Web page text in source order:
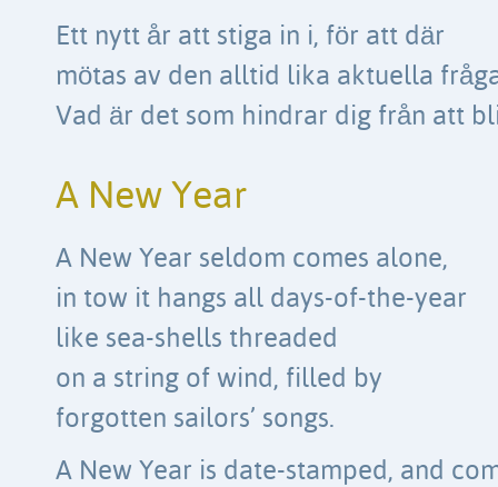
Ett nytt år att stiga in i, för att där
mötas av den alltid lika aktuella
Vad är det som hindrar dig från att
A New Year
A New Year seldom comes alone,
in tow it hangs all days-of-the-year
like sea-shells threaded
on a string of wind, filled by
forgotten sailors’ songs.
A New Year is date-stamped, and